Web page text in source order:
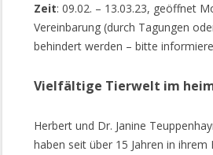
Zeit: 09.02. – 13.03.23, geöffnet
Vereinbarung (durch Tagungen
behindert werden – bitte
Vielfältige Tierwelt im
Herbert und Dr. Janine
haben seit über 15 Jahren in